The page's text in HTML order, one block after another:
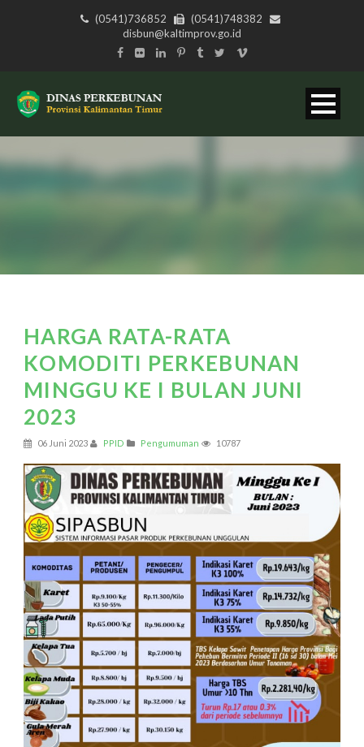
(0541)736852
(0541)748382
disbun@kaltimprov.go.id
HARGA RATA-RATA
KOMODITI PERKEBUNAN
MINGGU KE I BULAN JUNI
2023
06 Juni 2023 PPID Pengumuman 10787